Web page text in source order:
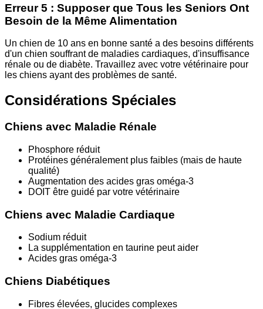
Erreur 5 : Supposer que Tous les Seniors Ont
Besoin de la Même Alimentation
Un chien de 10 ans en bonne santé a des besoins différents
d'un chien souffrant de maladies cardiaques, d'insuffisance
rénale ou de diabète. Travaillez avec votre vétérinaire pour
les chiens ayant des problèmes de santé.
Considérations Spéciales
Chiens avec Maladie Rénale
Phosphore réduit
Protéines généralement plus faibles (mais de haute
qualité)
Augmentation des acides gras oméga-3
DOIT être guidé par votre vétérinaire
Chiens avec Maladie Cardiaque
Sodium réduit
La supplémentation en taurine peut aider
Acides gras oméga-3
Chiens Diabétiques
Fibres élevées, glucides complexes